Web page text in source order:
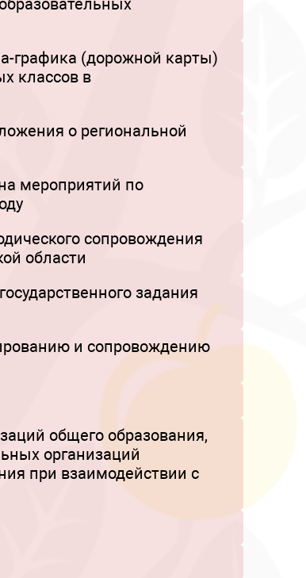
графика (дорожной карты)
классов в
о региональной
мероприятий по
сопровождения
области
задания
и сопровождению
общего образования,
организаций
при взаимодействии с